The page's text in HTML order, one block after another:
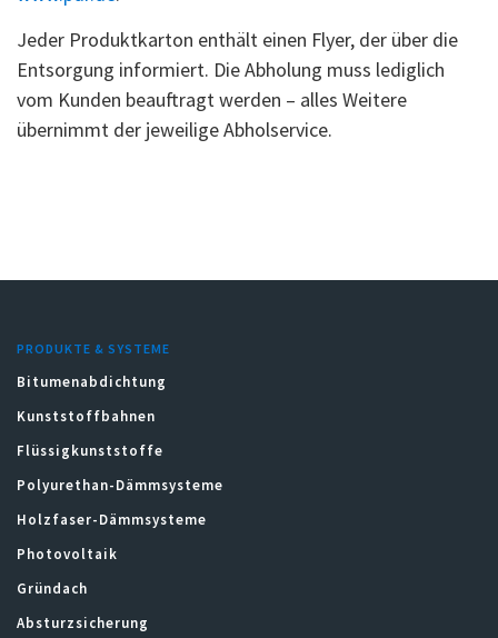
Jeder Produktkarton enthält einen Flyer, der über die
Entsorgung informiert. Die Abholung muss lediglich
vom Kunden beauftragt werden – alles Weitere
übernimmt der jeweilige Abholservice.
PRODUKTE & SYSTEME
Bitumenabdichtung
Kunststoffbahnen
Flüssigkunststoffe
Polyurethan-Dämmsysteme
Holzfaser-Dämmsysteme
Photovoltaik
Gründach
Absturzsicherung